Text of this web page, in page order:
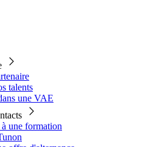
talents
une VAE
une formation